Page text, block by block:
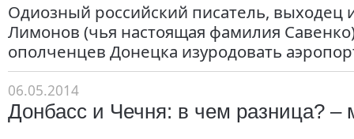
Одиозный российский писатель, выходец
Лимонов (чья настоящая фамилия
ополченцев Донецка изуродовать
06.05.2014
Донбасс и Чечня: в чем разница? –